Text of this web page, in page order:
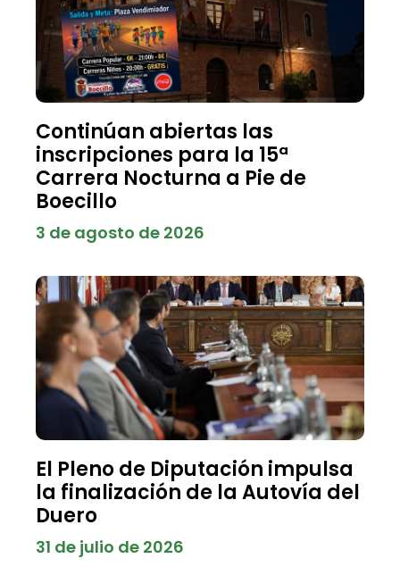
Continúan abiertas las
inscripciones para la 15ª
Carrera Nocturna a Pie de
Boecillo
3 de agosto de 2026
El Pleno de Diputación impulsa
la finalización de la Autovía del
Duero
31 de julio de 2026